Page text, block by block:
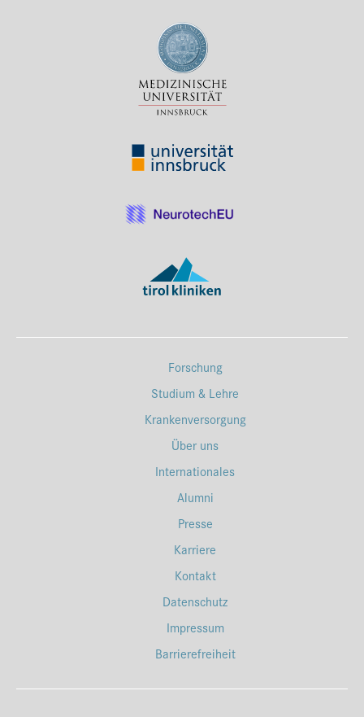
Forschung
Studium & Lehre
Krankenversorgung
Über uns
Internationales
Alumni
Presse
Karriere
Kontakt
Datenschutz
Impressum
Barrierefreiheit